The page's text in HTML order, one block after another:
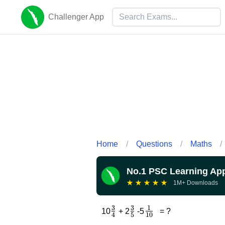
Challenger App
Home / Questions / Maths /
No.1 PSC Learning
★ ★ ★ ★ ★ 1M+ Downloads
10\frac34
4
3 + 2\frac
5
3 -5\frac{1}
10
1 = ?